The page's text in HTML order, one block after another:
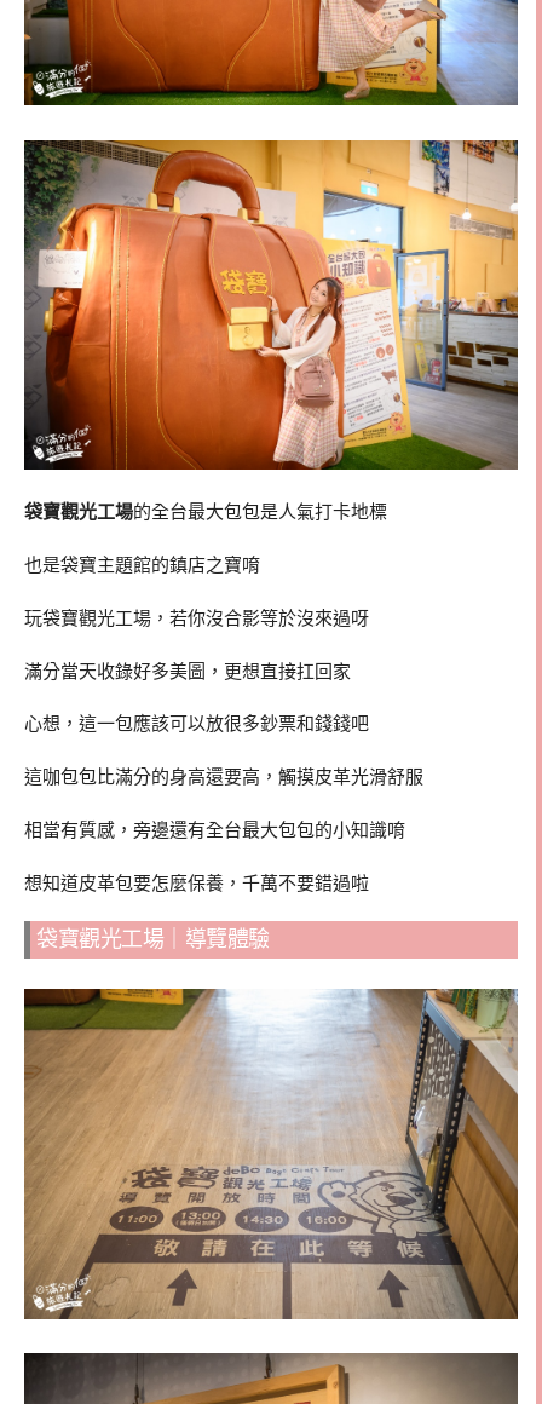
袋寶觀光工場的全台最大包包是人氣打卡地標
也是袋寶主題館的鎮店之寶唷
玩袋寶觀光工場，若你沒合影等於沒來過呀
滿分當天收錄好多美圖，更想直接扛回家
心想，這一包應該可以放很多鈔票和錢錢吧
這咖包包比滿分的身高還要高，觸摸皮革光滑舒服
相當有質感，旁邊還有全台最大包包的小知識唷
想知道皮革包要怎麼保養，千萬不要錯過啦
袋寶觀光工場｜導覽體驗